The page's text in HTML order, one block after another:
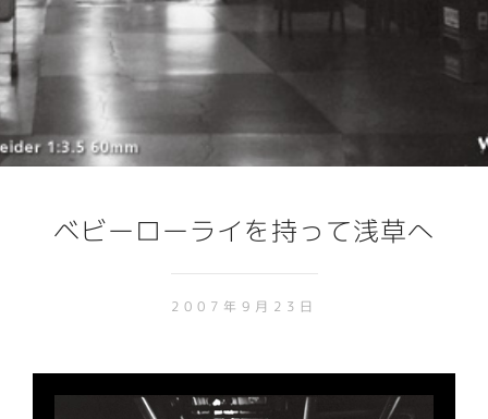
ベビーローライを持って浅草へ
2007年9月23日